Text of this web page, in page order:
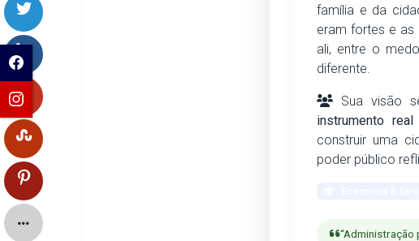
família e da
eram fortes e as
ali, entre o
diferente.
Sua visão
instrumento
construir uma
poder público
“Administração